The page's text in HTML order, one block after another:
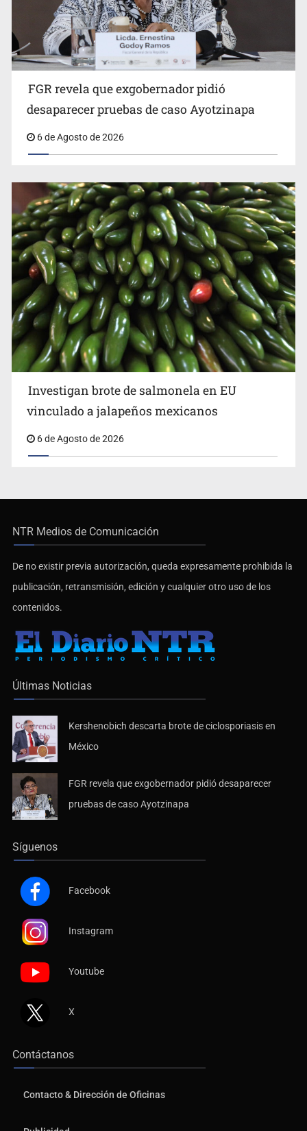
Kershenobich descarta brote de ciclosporiasis en
FGR revela que exgobernador pidió
desaparecer pruebas de caso Ayotzinapa
6 de Agosto de 2026
Investigan brote de salmonela en EU
vinculado a jalapeños mexicanos
6 de Agosto de 2026
NTR Medios de Comunicación
De no existir previa autorización, queda expresamente prohibida la
publicación, retransmisión, edición y cualquier otro uso de los
contenidos.
Últimas Noticias
Kershenobich descarta brote de ciclosporiasis en
México
FGR revela que exgobernador pidió desaparecer
pruebas de caso Ayotzinapa
Síguenos
Facebook
Instagram
Youtube
X
Contáctanos
Contacto & Dirección de Oficinas